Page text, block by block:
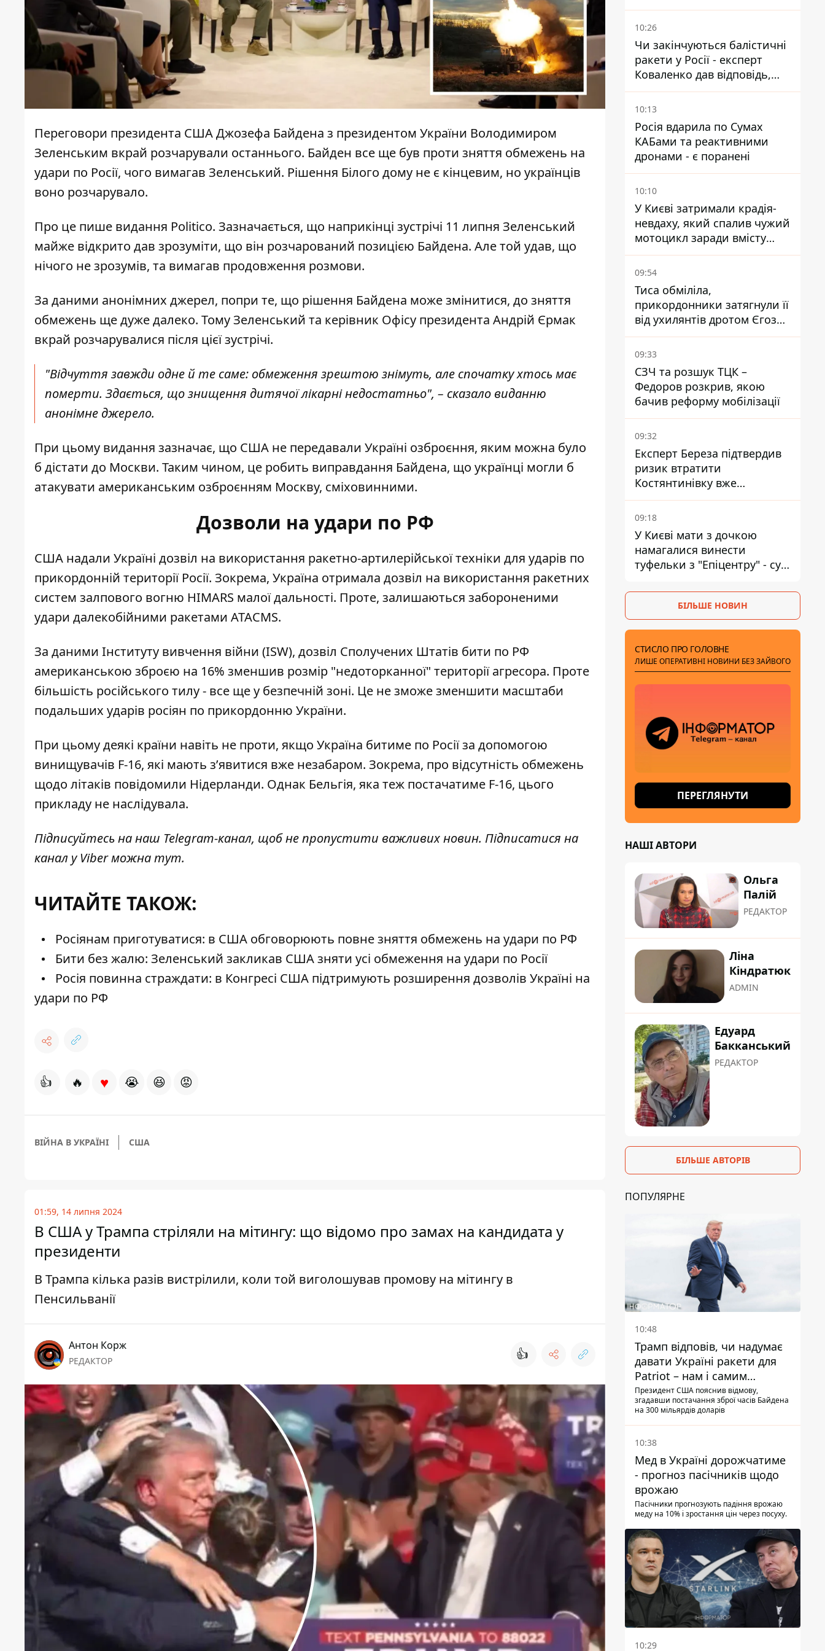
Переговори президента США Джозефа Байдена з президентом України Володимиром
Зеленським вкрай розчарували останнього. Байден все ще був проти зняття обмежень на
удари по Росії, чого вимагав Зеленський. Рішення Білого дому не є кінцевим, но українців
воно розчарувало.
Про це пише видання Politico. Зазначається, що наприкінці зустрічі 11 липня Зеленський
майже відкрито дав зрозуміти, що він розчарований позицією Байдена. Але той удав, що
нічого не зрозумів, та вимагав продовження розмови.
За даними анонімних джерел, попри те, що рішення Байдена може змінитися, до зняття
обмежень ще дуже далеко. Тому Зеленський та керівник Офісу президента Андрій Єрмак
вкрай розчарувалися після цієї зустрічі.
"Відчуття завжди одне й те саме: обмеження зрештою знімуть, але спочатку хтось має
померти. Здається, що знищення дитячої лікарні недостатньо", – сказало виданню
анонімне джерело.
При цьому видання зазначає, що США не передавали Україні озброєння, яким можна було
б дістати до Москви. Таким чином, це робить виправдання Байдена, що українці могли б
атакувати американським озброєнням Москву, сміховинними.
Дозволи на удари по РФ
США надали Україні дозвіл на використання ракетно-артилерійської техніки для ударів по
прикордонній території Росії. Зокрема, Україна отримала дозвіл на використання ракетних
систем залпового вогню HIMARS малої дальності. Проте, залишаються забороненими
удари далекобійними ракетами ATACMS.
За даними Інституту вивчення війни (ISW), дозвіл Сполучених Штатів бити по РФ
американською зброєю на 16% зменшив розмір "недоторканної" території агресора. Проте
більшість російського тилу - все ще у безпечній зоні. Це не зможе зменшити масштаби
подальших ударів росіян по прикордонню України.
При цьому деякі країни навіть не проти, якщо Україна битиме по Росіїза допомогою
винищувачів F-16, які мають зʼявитися вже незабаром. Зокрема, про відсутність обмежень
щодо літаків повідомили Нідерланди. Однак Бельгія, яка теж постачатиме F-16, цього
прикладу не наслідувала.
Підписуйтесь на наш Telegram-канал, щоб не пропустити важливих новин. Підписатися на
канал у Viber можнатут.
ЧИТАЙТЕ ТАКОЖ:
Росіянам приготуватися: в США обговорюють повне зняття обмежень на удари по РФ
Бити без жалю: Зеленський закликав США зняти усі обмеження на удари по Росії
Росія повинна страждати: в Конгресі США підтримують розширення дозволів Україні на
удари по РФ
👍 🔥 ♥ 😭 😆 😡
ВІЙНА В УКРАЇНІ США
01:59, 14 липня 2024
В США у Трампа стріляли на мітингу: що відомо про замах на кандидата у
президенти
В Трампа кілька разів вистрілили, коли той виголошував промову на мітингу в
Пенсильванії
Антон Корж
РЕДАКТОР 👍
Маском
10:26
Чи закінчуються балістичні
ракети у Росії - експерт
Коваленко дав відповідь,
яка навряд чи сподобається
українцям
10:13
Росія вдарила по Сумах
КАБами та реактивними
дронами - є поранені
10:10
У Києві затримали крадія-
невдаху, який спалив чужий
мотоцикл заради вмісту
багажника
09:54
Тиса обміліла,
прикордонники затягнули її
від ухилянтів дротом Єгоза,
який вбиває диких тварин -
правозахисники бʼють на
09:33
СЗЧ та розшук ТЦК –
Федоров розкрив, якою
бачив реформу мобілізації
09:32
Експерт Береза підтвердив
ризик втратити
Костянтинівку вже
найближчими місяцями
09:18
У Києві мати з дочкою
намагалися винести
туфельки з "Епіцентру" - суд
БІЛЬШЕ НОВИН
СТИСЛО ПРО ГОЛОВНЕ
ЛИШЕ ОПЕРАТИВНІ НОВИНИ БЕЗ ЗАЙВОГО
ПЕРЕГЛЯНУТИ
НАШІ АВТОРИ
Ольга
Палій
РЕДАКТОР
Ліна
Кіндратюк
ADMIN
Едуард
Бакканський
РЕДАКТОР
БІЛЬШЕ АВТОРІВ
ПОПУЛЯРНЕ
10:48
Трамп відповів, чи надумає
давати Україні ракети для
Patriot – нам і самим
потрібні
Президент США пояснив відмову,
згадавши постачання зброї часів Байдена
на 300 мільярдів доларів
10:38
Мед в Україні дорожчатиме
- прогноз пасічників щодо
врожаю
Пасічники прогнозують падіння врожаю
меду на 10% і зростання цін через посуху.
10:29